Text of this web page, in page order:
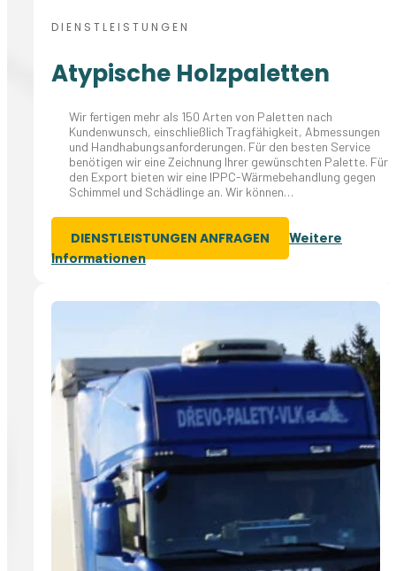
DIENSTLEISTUNGEN
Atypische Holzpaletten
Wir fertigen mehr als 150 Arten von Paletten nach
Kundenwunsch, einschließlich Tragfähigkeit, Abmessungen
und Handhabungsanforderungen. Für den besten Service
benötigen wir eine Zeichnung Ihrer gewünschten Palette. Für
den Export bieten wir eine IPPC-Wärmebehandlung gegen
Schimmel und Schädlinge an. Wir können…
DIENSTLEISTUNGEN ANFRAGEN
Weitere
Informationen